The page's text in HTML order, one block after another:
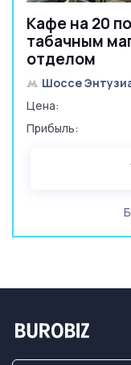
Кафе на 20
табачным
отделом
Шоссе
Цена:
Прибыль: